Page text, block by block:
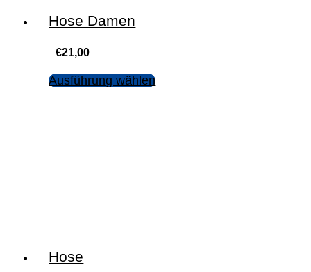
Hose Damen
€21,00
Ausführung wählen
Hose